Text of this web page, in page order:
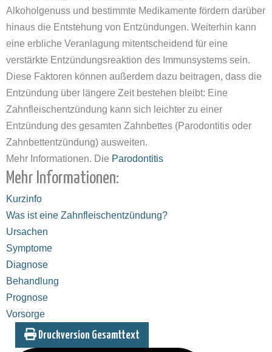
Alkoholgenuss und bestimmte Medikamente fördern darüber
hinaus die Entstehung von Entzündungen. Weiterhin kann
eine erbliche Veranlagung mitentscheidend für eine
verstärkte Entzündungsreaktion des Immunsystems sein.
Diese Faktoren können außerdem dazu beitragen, dass die
Entzündung über längere Zeit bestehen bleibt: Eine
Zahnfleischentzündung kann sich leichter zu einer
Entzündung des gesamten Zahnbettes (Parodontitis oder
Zahnbettentzündung) ausweiten.
Mehr Informationen. Die Parodontitis
Mehr Informationen:
Kurzinfo
Was ist eine Zahnfleischentzündung?
Ursachen
Symptome
Diagnose
Behandlung
Prognose
Vorsorge
Druckversion Gesamttext